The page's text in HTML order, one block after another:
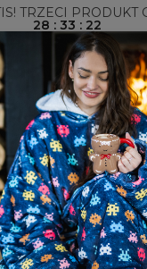
TRZECI PRODUKT
28 :33 : 21
ZA POBRANIEM I DO